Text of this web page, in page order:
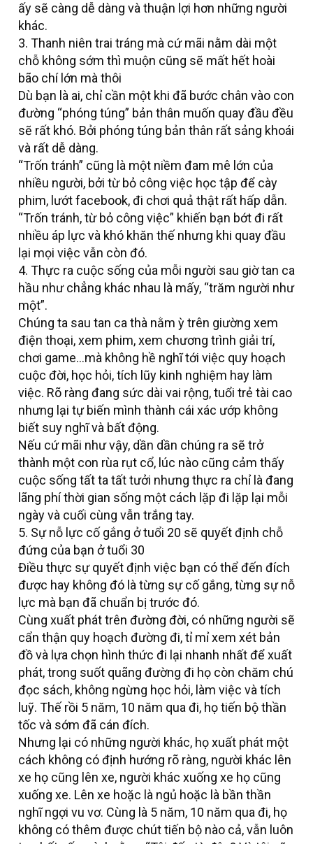
ấy sẽ càng dễ dàng và thuận lợi hơn những người
khác.
3. Thanh niên trai tráng mà cứ mãi nằm dài một
chỗ không sớm thì muộn cũng sẽ mất hết hoài
bão chí lớn mà thôi
Dù bạn là ai, chỉ cần một khi đã bước chân vào con
đường “phóng túng” bản thân muốn quay đầu đều
sẽ rất khó. Bởi phóng túng bản thân rất sảng khoái
và rất dễ dàng.
“Trốn tránh” cũng là một niềm đam mê lớn của
nhiều người, bởi từ bỏ công việc học tập để cày
phim, lướt facebook, đi chơi quả thật rất hấp dẫn.
“Trốn tránh, từ bỏ công việc” khiến bạn bớt đi rất
nhiều áp lực và khó khăn thế nhưng khi quay đầu
lại mọi việc vẫn còn đó.
4. Thực ra cuộc sống của mỗi người sau giờ tan ca
hầu như chẳng khác nhau là mấy, “trăm người như
một”.
Chúng ta sau tan ca thà nằm ỳ trên giường xem
điện thoại, xem phim, xem chương trình giải trí,
chơi game…mà không hề nghĩ tới việc quy hoạch
cuộc đời, học hỏi, tích lũy kinh nghiệm hay làm
việc. Rõ ràng đang sức dài vai rộng, tuổi trẻ tài cao
nhưng lại tự biến mình thành cái xác ướp không
biết suy nghĩ và bất động.
Nếu cứ mãi như vậy, dần dần chúng ra sẽ trở
thành một con rùa rụt cổ, lúc nào cũng cảm thấy
cuộc sống tất ta tất tưởi nhưng thực ra chỉ là đang
lãng phí thời gian sống một cách lặp đi lặp lại mỗi
ngày và cuối cùng vẫn trắng tay.
5. Sự nỗ lực cố gắng ở tuổi 20 sẽ quyết định chỗ
đứng của bạn ở tuổi 30
Điều thực sự quyết định việc bạn có thể đến đích
được hay không đó là từng sự cố gắng, từng sự nỗ
lực mà bạn đã chuẩn bị trước đó.
Cùng xuất phát trên đường đời, có những người sẽ
cẩn thận quy hoạch đường đi, tỉ mỉ xem xét bản
đồ và lựa chọn hình thức đi lại nhanh nhất để xuất
phát, trong suốt quãng đường đi họ còn chăm chú
đọc sách, không ngừng học hỏi, làm việc và tích
luỹ. Thế rồi 5 năm, 10 năm qua đi, họ tiến bộ thần
tốc và sớm đã cán đích.
Nhưng lại có những người khác, họ xuất phát một
cách không có định hướng rõ ràng, người khác lên
xe họ cũng lên xe, người khác xuống xe họ cũng
xuống xe. Lên xe hoặc là ngủ hoặc là bần thần
nghĩ ngợi vu vơ. Cùng là 5 năm, 10 năm qua đi, họ
không có thêm được chút tiến bộ nào cả, vẫn luôn